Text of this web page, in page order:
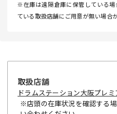
※在庫は遠隔倉庫に保管している
ている取扱店舗にご用意が無い場合
取扱店舗
ドラムステーション大阪プレミ
※店頭の在庫状況を確認する